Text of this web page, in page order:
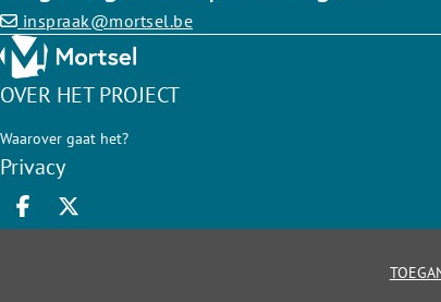
inspraak@mortsel.be
OVER HET PROJECT
Waarover gaat het?
Privacy
Deel op facebook
Deel op X